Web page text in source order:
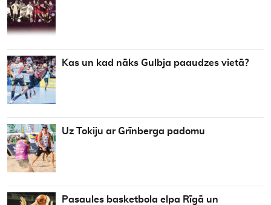
Kas un kad nāks Gulbja paaudzes vietā?
Uz Tokiju ar Grīnberga padomu
Pasaules basketbola elpa Rīgā un